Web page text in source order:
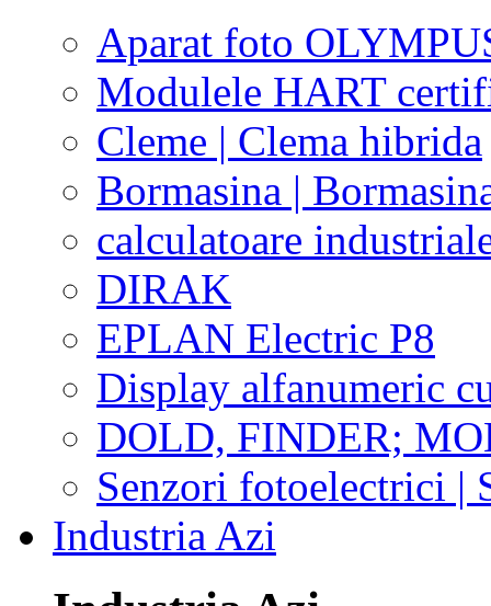
Aparat foto
Modulele HART
Cleme | Clema hibrida
Bormasina |
calculatoare
DIRAK
EPLAN Electric P8
Display alfanumeric
DOLD, FINDER;
Senzori fotoelectrici |
Industria Azi